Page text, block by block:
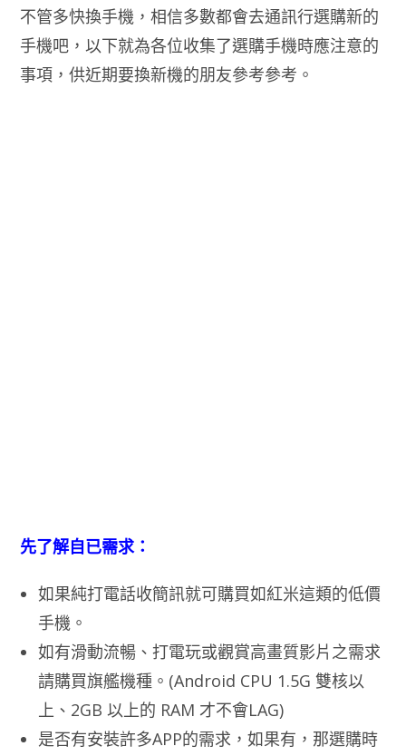
不管多快換手機，相信多數都會去通訊行選購新的
手機吧，以下就為各位收集了選購手機時應注意的
事項，供近期要換新機的朋友參考參考。
先了解自已需求：
如果純打電話收簡訊就可購買如紅米這類的低價
手機。
如有滑動流暢、打電玩或觀賞高畫質影片之需求
請購買旗艦機種。(Android CPU 1.5G 雙核以
上、2GB 以上的 RAM 才不會LAG)
是否有安裝許多APP的需求，如果有，那選購時